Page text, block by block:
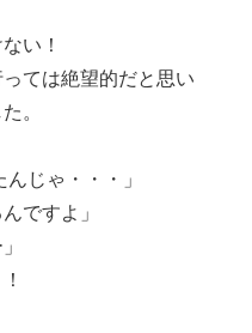
い！
ては絶望的だと思い
。
じゃ・・・」
ですよ」